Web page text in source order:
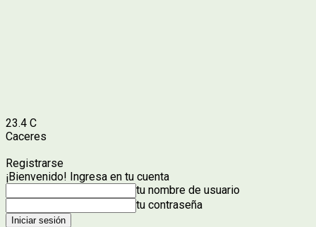
23.4 C
Caceres
Registrarse
¡Bienvenido! Ingresa en tu cuenta
tu nombre de usuario
tu contraseña